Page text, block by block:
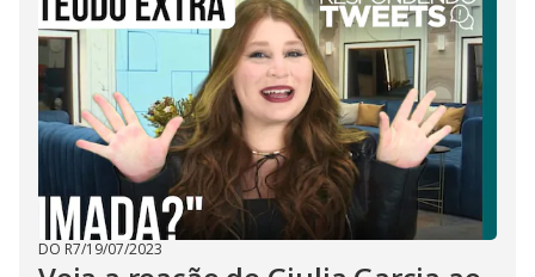
DO R7/19/07/2023